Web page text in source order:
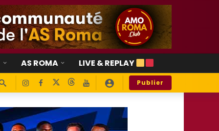
AS ROMA LIVE & REPLAY
Publier